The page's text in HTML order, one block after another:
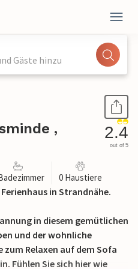
Gäste hinzu
,
2.4
out of 5
0 Haustiere
in Strandnähe.
in diesem gemütlichen
und der wohnliche
zum Relaxen auf dem Sofa
Fühlen Sie sich hier wie